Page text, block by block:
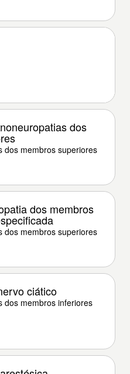
dos
dos membros superiores
dos membros
dos membros superiores
ciático
dos membros inferiores